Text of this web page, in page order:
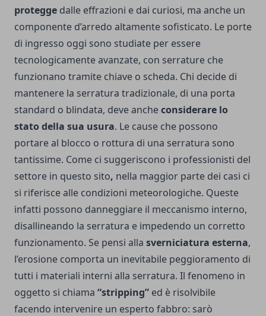
protegge dalle effrazioni e dai curiosi, ma anche un
componente d’arredo altamente sofisticato. Le porte
di ingresso oggi sono studiate per essere
tecnologicamente avanzate, con serrature che
funzionano tramite chiave o scheda. Chi decide di
mantenere la serratura tradizionale, di una porta
standard o blindata, deve ancheconsiderare lo
stato della sua usura. Le cause che possono
portare al blocco o rottura di una serratura sono
tantissime. Come ci suggeriscono i professionisti del
settore in questo sito, nella maggior parte dei casi ci
si riferisce alle condizioni meteorologiche. Queste
infatti possono danneggiare il meccanismo interno,
disallineando la serratura e impedendo un corretto
funzionamento. Se pensi alla sverniciatura esterna,
l’erosione comporta un inevitabile peggioramento di
tutti i materiali interni alla serratura. Il fenomeno in
oggetto si chiama “stripping” ed è risolvibile
facendo intervenire un esperto fabbro: sarò